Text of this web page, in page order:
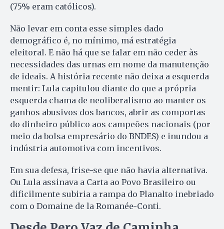
(75% eram católicos).
Não levar em conta esse simples dado
demográfico é, no mínimo, má estratégia
eleitoral. E não há que se falar em não ceder às
necessidades das urnas em nome da manutenção
de ideais. A história recente não deixa a esquerda
mentir: Lula capitulou diante do que a própria
esquerda chama de neoliberalismo ao manter os
ganhos abusivos dos bancos, abrir as comportas
do dinheiro público aos campeões nacionais (por
meio da bolsa empresário do BNDES) e inundou a
indústria automotiva com incentivos.
Em sua defesa, frise-se que não havia alternativa.
Ou Lula assinava a Carta ao Povo Brasileiro ou
dificilmente subiria a rampa do Planalto inebriado
com o Domaine de la Romanée-Conti.